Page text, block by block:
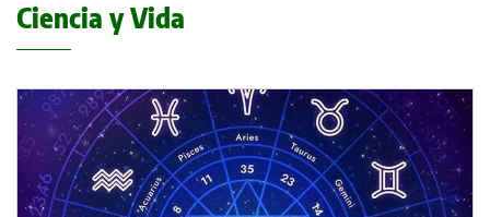
Ciencia y Vida